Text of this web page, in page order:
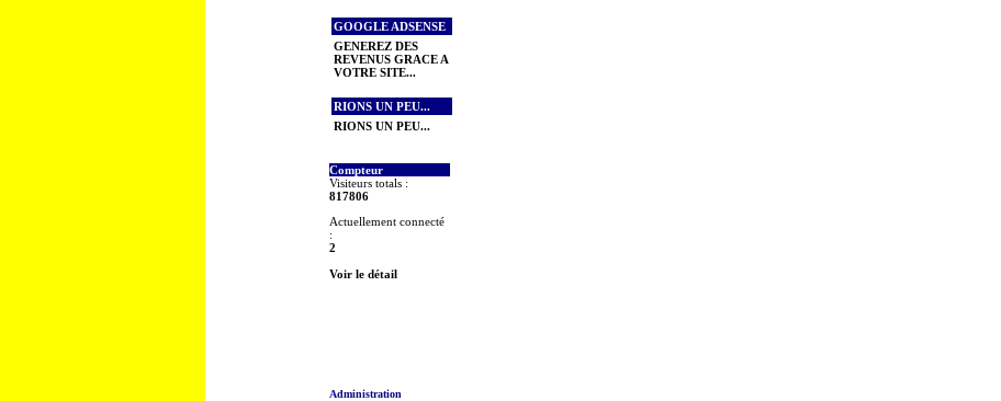
GOOGLE ADSENSE
GENEREZ DES
REVENUS GRACE A
VOTRE SITE...
RIONS UN PEU...
RIONS UN PEU...
Compteur
Visiteurs totals :
817806
Actuellement connecté
:
2
Voir le détail
Administration